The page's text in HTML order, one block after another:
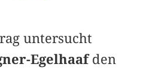
untersucht
Egelhaafden